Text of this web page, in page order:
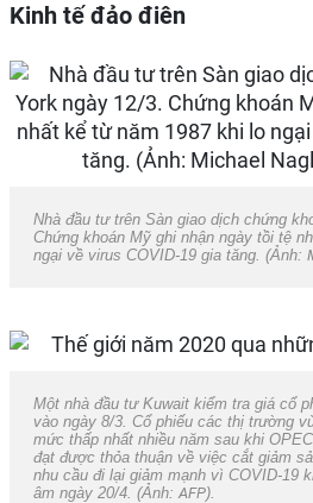
Kinh tế đảo điên
Nhà đầu tư trên Sàn giao dịch chứng
Chứng khoán Mỹ ghi nhận ngày tồi tệ
ngại về virus COVID-19 gia tăng. (Ảnh:
Một nhà đầu tư Kuwait kiểm tra giá cổ
vào ngày 8/3. Cổ phiếu các thị trường
mức thấp nhất nhiều năm sau khi
đạt được thỏa thuận về việc cắt giảm
nhu cầu đi lại giảm mạnh vì COVID-19
âm ngày 20/4. (Ảnh:AFP).